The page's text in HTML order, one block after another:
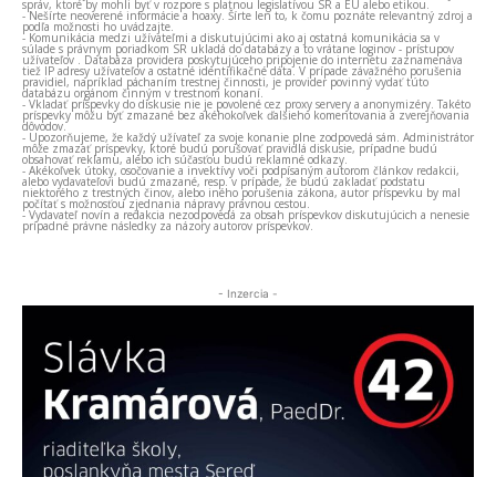
správ, ktoré by mohli byť v rozpore s platnou legislatívou SR a EÚ alebo etikou.
- Nešírte neoverené informácie a hoaxy. Šírte len to, k čomu poznáte relevantný zdroj a
podľa možnosti ho uvádzajte.
- Komunikácia medzi užívateľmi a diskutujúcimi ako aj ostatná komunikácia sa v
súlade s právnym poriadkom SR ukladá do databázy a to vrátane loginov - prístupov
užívateľov . Databáza providera poskytujúceho pripojenie do internetu zaznamenáva
tiež IP adresy užívateľov a ostatné identifikačné dáta. V prípade závažného porušenia
pravidiel, napríklad páchaním trestnej činnosti, je provider povinný vydať túto
databázu orgánom činným v trestnom konaní.
- Vkladať príspevky do diskusie nie je povolené cez proxy servery a anonymizéry. Takéto
príspevky môžu byť zmazané bez akéhokoľvek ďalšieho komentovania a zverejňovania
dôvodov.
- Upozorňujeme, že každý užívateľ za svoje konanie plne zodpovedá sám. Administrátor
môže zmazať príspevky, ktoré budú porušovať pravidlá diskusie, prípadne budú
obsahovať reklamu, alebo ich súčasťou budú reklamné odkazy.
- Akékoľvek útoky, osočovanie a invektívy voči podpísaným autorom článkov redakcii,
alebo vydavateľovi budú zmazané, resp. v prípade, že budú zakladať podstatu
niektorého z trestných činov, alebo iného porušenia zákona, autor príspevku by mal
počítať s možnosťou zjednania nápravy právnou cestou.
- Vydavateľ novín a redakcia nezodpovedá za obsah príspevkov diskutujúcich a nenesie
prípadné právne následky za názory autorov príspevkov.
- Inzercia -